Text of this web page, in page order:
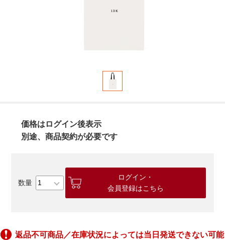
価格はログイン後表示
別途、商品契約が必要です
ログイン・
会員登録はこちら
返品不可商品／在庫状況によっては当日発送できない可能